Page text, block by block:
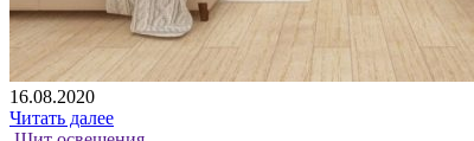
16.08.2020
Читать далее